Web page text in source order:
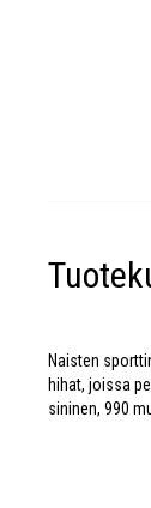
Naisten
hihat, joissa
sininen, 990